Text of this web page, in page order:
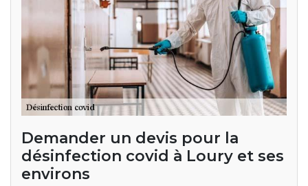
Demander un devis pour la
désinfection covid à Loury et ses
environs